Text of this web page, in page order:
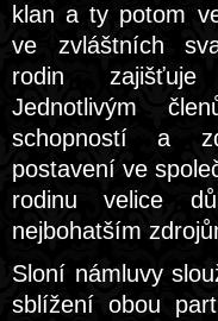
klan a ty potom
ve zvláštních
rodin zajišťuje
Jednotlivým
schopností a
postavení ve
rodinu velice
nejbohatším
Sloní námluvy
sblížení obou